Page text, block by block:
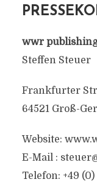
wwr publishing
Steffen Steuer
Frankfurter
64521 Groß-
Website:
E-Mail :
Telefon: +49